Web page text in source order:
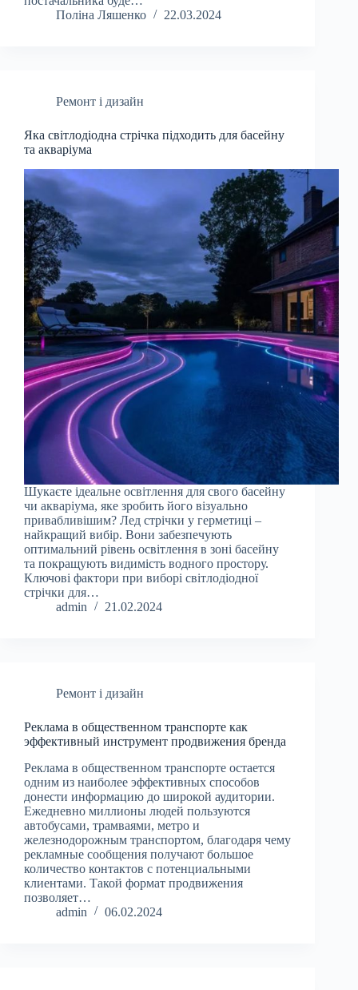
Поліна Ляшенко
22.03.2024
Ремонт і дизайн
Яка світлодіодна стрічка підходить для басейну
та акваріума
Шукаєте ідеальне освітлення для свого басейну
чи акваріума, яке зробить його візуально
привабливішим? Лед стрічки у герметиці –
найкращий вибір. Вони забезпечують
оптимальний рівень освітлення в зоні басейну
та покращують видимість водного простору.
Ключові фактори при виборі світлодіодної
стрічки для…
admin
21.02.2024
Ремонт і дизайн
Реклама в общественном транспорте как
эффективный инструмент продвижения бренда
Реклама в общественном транспорте остается
одним из наиболее эффективных способов
донести информацию до широкой аудитории.
Ежедневно миллионы людей пользуются
автобусами, трамваями, метро и
железнодорожным транспортом, благодаря чему
рекламные сообщения получают большое
количество контактов с потенциальными
клиентами. Такой формат продвижения
позволяет…
admin
06.02.2024